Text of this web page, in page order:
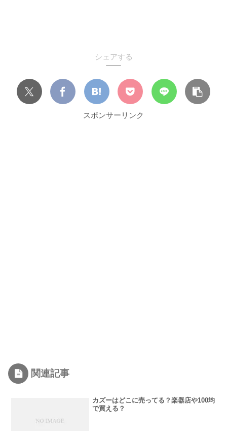
シェアする
スポンサーリンク
関連記事
カズーはどこに売ってる？楽器店や100均
で買える？